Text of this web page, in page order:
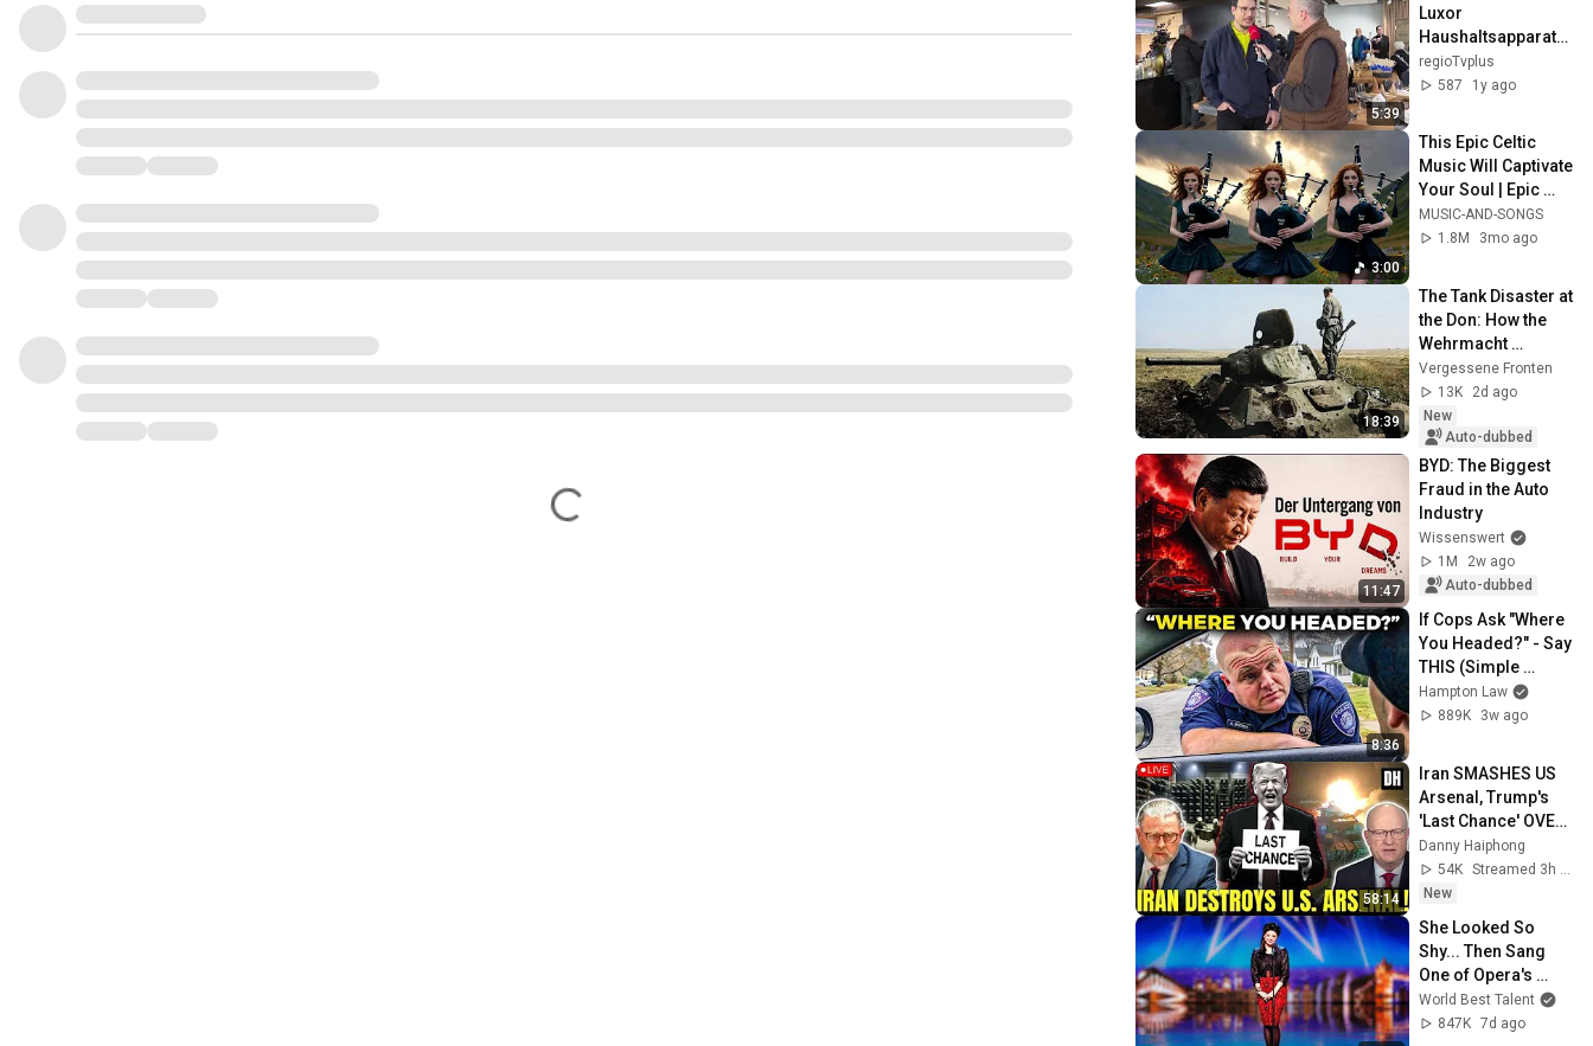
5:39
Luxor
Haushaltsapparate
AG in Arlesheim!
regioTvplus
587
1y ago
3:00
This Epic Celtic
Music Will Captivate
Your Soul | Epic
Celtic Music
MUSIC-AND-SONGS
1.8M
3mo ago
18:39
The Tank Disaster at
the Don: How the
Wehrmacht
Destroyed 1,000
Soviet Tanks in 10
Days
Vergessene Fronten
13K
2d ago
New
Auto-dubbed
11:47
BYD: The Biggest
Fraud in the Auto
Industry
Wissenswert
1M
2w ago
Auto-dubbed
8:36
If Cops Ask "Where
You Headed?" - Say
THIS (Simple
Phrase)
Hampton Law
889K
3w ago
58:14
Iran SMASHES US
Arsenal, Trump's
'Last Chance' OVER
| Larry Johnson &
Col. Lawrence
Wilkerson
Danny Haiphong
54K
Streamed 3h ago
New
She Looked So
Shy... Then Sang
One of Opera's
Hardest Songs!
World Best Talent
847K 7d ago